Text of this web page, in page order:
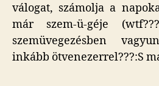
válogat, számolja a
már szem-ü-géje
szemüvegezésben
inkább ötvenezerrel???:S